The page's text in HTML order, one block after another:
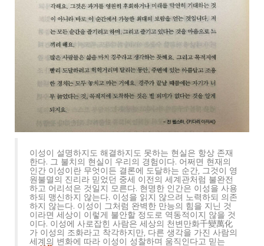
이성이 설명하지도 해결하지도 못하는 현실은 항상 존재
한다. 그 불치의 현실이 우리의 경험이다. 어쩌면 현재의
인간 이성이란 무엇이든 결론에 도달하는 순간, 그것이 영
원불멸의 진리라 믿었던 중세 이전의 세계관처럼 불완전
하고 어리석은 것일지 모른다. 현명한 인간은 이성을 사용
하되 맹신하지 않는다. 이성을 읽지 않으려 노력하되 의존
하지 않는다. 이성이 그처럼 완벽한 만능의 힘을 지닌 것
이라면 세상이 이렇게 불안할 정도로 역동적이지 않을 것
이다. 이성에 사로잡힌 사람은 세상의 천변만화千變萬化
가 이성의 조화라고 착각하지만, 다른 생각을 가진 사람의
세계의 변화에 따라 이성이 성찰하며 움직인다고 믿는